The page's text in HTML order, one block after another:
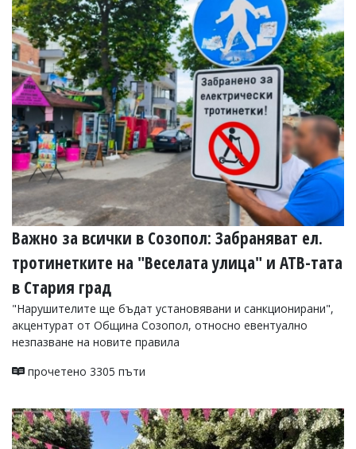
Коментарите
под
статиите
се
въвеждат
от
читателите
и
редакцията
не
носи
отговорност
за
тях!
Ако
откриете
за
коментар,
моля
сигнализирайте
Важно за всички в Созопол: Забраняват ел.
тротинетките на "Веселата улица" и АТВ-тата
в Стария град
"Нарушителите ще бъдат установявани и санкционирани",
акцентурат от Община Созопол, относно евентуално
незпазване на новите правила
прочетено 3305 пъти